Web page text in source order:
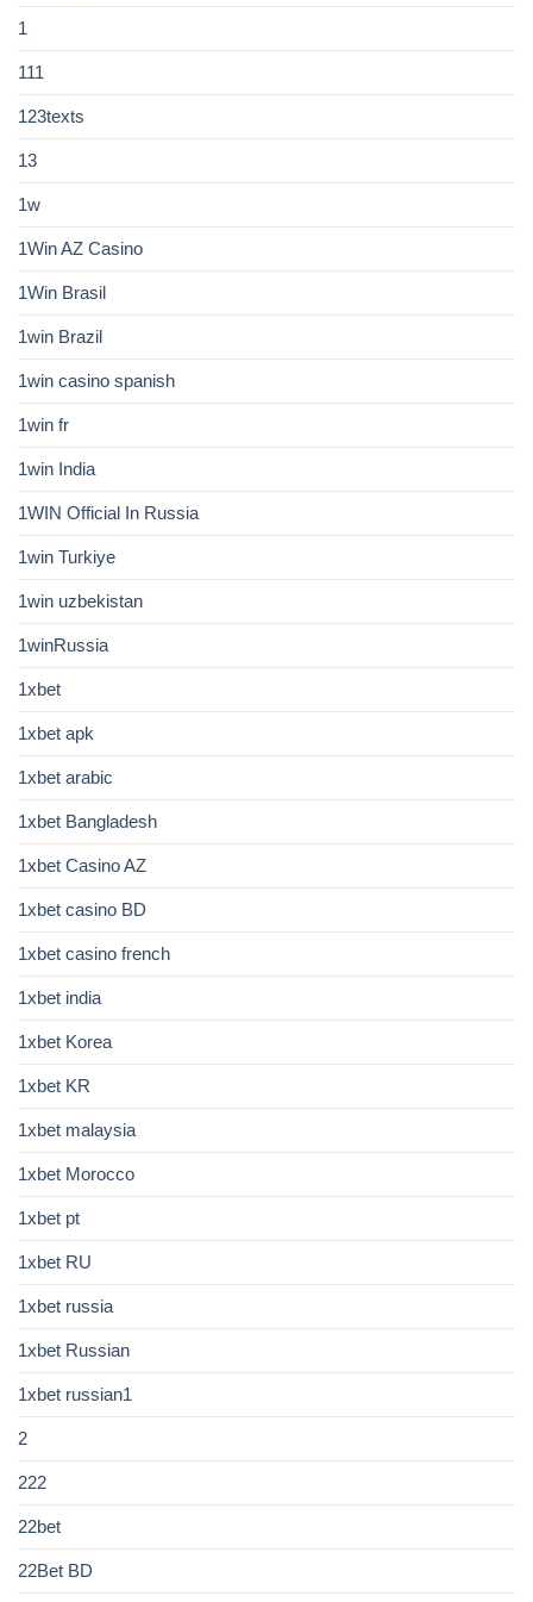
1
111
123texts
13
1w
1Win AZ Casino
1Win Brasil
1win Brazil
1win casino spanish
1win fr
1win India
1WIN Official In Russia
1win Turkiye
1win uzbekistan
1winRussia
1xbet
1xbet apk
1xbet arabic
1xbet Bangladesh
1xbet Casino AZ
1xbet casino BD
1xbet casino french
1xbet india
1xbet Korea
1xbet KR
1xbet malaysia
1xbet Morocco
1xbet pt
1xbet RU
1xbet russia
1xbet Russian
1xbet russian1
2
222
22bet
22Bet BD